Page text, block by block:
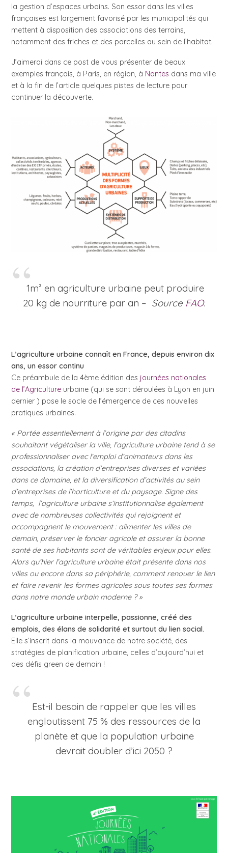
la gestion d’espaces urbains. Son essor dans les villes
françaises est largement favorisé par les municipalités qui
mettent à disposition des associations des terrains,
notamment des friches et des parcelles au sein de l’habitat.
J’aimerai dans ce post de vous présenter de beaux
exemples français, à Paris, en région, à Nantes dans ma ville
et à la fin de l’article quelques pistes de lecture pour
continuer la découverte.
1m² en agriculture urbaine peut produire
20 kg de nourriture par an – Source FAO.
L’agriculture urbaine connaît en France, depuis environ dix
ans, un essor continu
Ce préambule de la 4ème édition des journées nationales
de l’Agriculture urbaine (qui se sont déroulées à Lyon en juin
dernier ) pose le socle de l’émergence de ces nouvelles
pratiques urbaines.
« Portée essentiellement à l’origine par des citadins
souhaitant végétaliser la ville, l’agriculture urbaine tend à se
professionnaliser avec l’emploi d’animateurs dans les
associations, la création d’entreprises diverses et variées
dans ce domaine, et la diversification d’activités au sein
d’entreprises de l’horticulture et du paysage. Signe des
temps, l’agriculture urbaine s’institutionnalise également
avec de nombreuses collectivités qui rejoignent et
accompagnent le mouvement : alimenter les villes de
demain, préserver le foncier agricole et assurer la bonne
santé de ses habitants sont de véritables enjeux pour elles.
Alors qu’hier l’agriculture urbaine était présente dans nos
villes ou encore dans sa périphérie, comment renouer le lien
et faire revenir les formes agricoles sous toutes ses formes
dans notre monde urbain moderne ? »
L’agriculture urbaine interpelle, passionne, créé des
emplois, des élans de solidarité et surtout du lien social.
Elle s’inscrit dans la mouvance de notre société, des
stratégies de planification urbaine, celles d’aujourd’hui et
des défis green de demain !
Est-il besoin de rappeler que les villes
engloutissent 75 % des ressources de la
planète et que la population urbaine
devrait doubler d’ici 2050 ?